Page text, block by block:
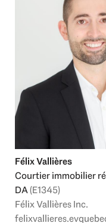
Félix Vallières
Courtier immobilier
DA(E1345)
Félix Vallières Inc.